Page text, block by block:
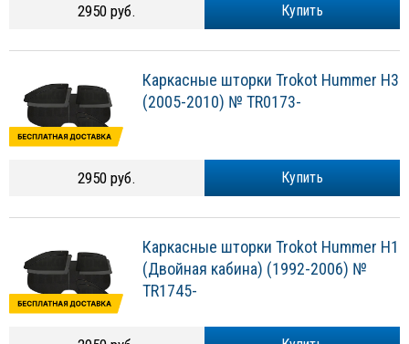
Купить
2950 руб.
Каркасные шторки Trokot Hummer H3
(2005-2010) № TR0173-
Купить
2950 руб.
Каркасные шторки Trokot Hummer H1
(Двойная кабина) (1992-2006) №
TR1745-